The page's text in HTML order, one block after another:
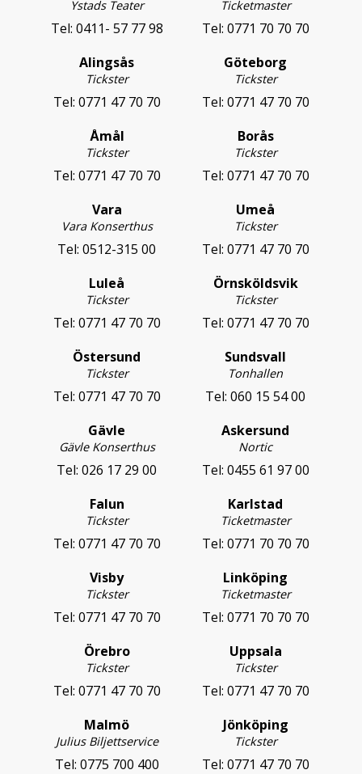
Ystads Teater
Tel: 0411- 57 77 98
Ticketmaster
Tel: 0771 70 70 70
Alingsås
Tickster
Tel: 0771 47 70 70
Göteborg
Tickster
Tel: 0771 47 70 70
Åmål
Tickster
Tel: 0771 47 70 70
Borås
Tickster
Tel: 0771 47 70 70
Vara
Vara Konserthus
Tel: 0512-315 00
Umeå
Tickster
Tel: 0771 47 70 70
Luleå
Tickster
Tel: 0771 47 70 70
Örnsköldsvik
Tickster
Tel: 0771 47 70 70
Östersund
Tickster
Tel: 0771 47 70 70
Sundsvall
Tonhallen
Tel: 060 15 54 00
Gävle
Gävle Konserthus
Tel: 026 17 29 00
Askersund
Nortic
Tel: 0455 61 97 00
Falun
Tickster
Tel: 0771 47 70 70
Karlstad
Ticketmaster
Tel: 0771 70 70 70
Visby
Tickster
Tel: 0771 47 70 70
Linköping
Ticketmaster
Tel: 0771 70 70 70
Örebro
Tickster
Tel: 0771 47 70 70
Uppsala
Tickster
Tel: 0771 47 70 70
Malmö
Julius Biljettservice
Tel: 0775 700 400
Jönköping
Tickster
Tel: 0771 47 70 70